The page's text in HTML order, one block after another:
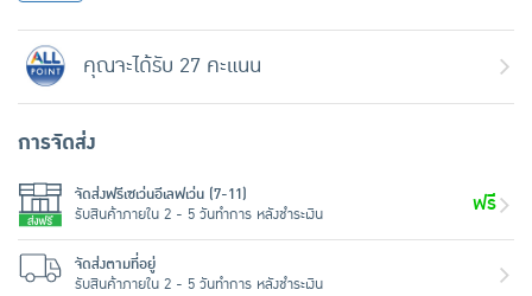
คุณจะได้รับ 27 คะแนน
การจัดส่ง
จัดส่งฟรีเซเว่นอีเลฟเว่น (7-11)
รับสินค้าภายใน 2 - 5 วันทำการ หลังชำระเงิน
ฟรี
จัดส่งตามที่อยู่
รับสินค้าภายใน 2 - 5 วันทำการ หลังชำระเงิน